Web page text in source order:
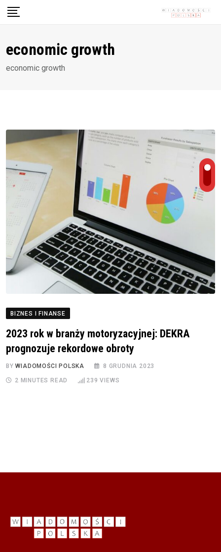
Skip
economic growth
economic growth
BIZNES I FINANSE
2023 rok w branży motoryzacyjnej: DEKRA
prognozuje rekordowe obroty
BYWIADOMOŚCI POLSKA 8 GRUDNIA 2023
2 MINUTES READ 239 VIEWS